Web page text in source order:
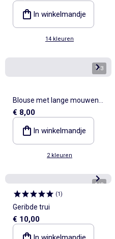
In winkelmandje
14 kleuren
1/3
Blouse met lange mouwen
en volantkraag
€ 8,00
In winkelmandje
2 kleuren
1/3
(1)
Geribde trui
€ 10,00